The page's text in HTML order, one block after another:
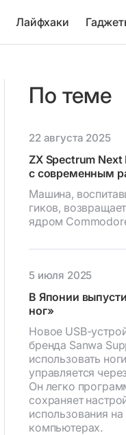
Лайфхаки
По теме
22 августа 2025
ZX Spectrum Next
с современным
Машина,
гиков,
ядром
5 июля 2025
В Японии
ног»
Новое USB-
бренда Sanwa
использовать
управляется
Он легко
сохраняет
использования
компьютерах.